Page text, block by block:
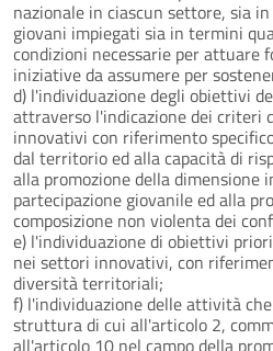
nazionale in ciascun settore, sia
giovani impiegati sia in termini
condizioni necessarie per attuare
iniziative da assumere per
d) l'individuazione degli obiettivi
attraverso l'indicazione dei criteri
innovativi con riferimento
dal territorio ed alla capacità di
alla promozione della dimensione
partecipazione giovanile ed alla
composizione non violenta dei
e) l'individuazione di obiettivi
nei settori innovativi, con
diversità territoriali;
f) l'individuazione delle attività
struttura di cui all'articolo 2,
all'articolo 10 nel campo della